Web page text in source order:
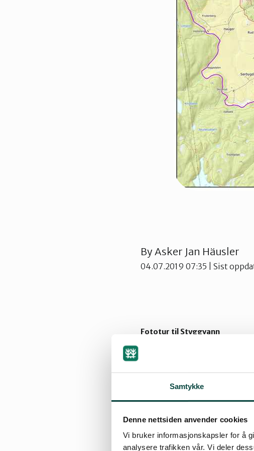
Samtykke
Denne nettsiden anvender cookies
Vi bruker informasjonskapsler for å
analysere trafikken vår. Vi deler
By Asker Jan Häusler
04.07.2019 07:35 | Sist
Fototur til Styggvann
Ikke er det registrert som et
nordøst for Losby i Østmarka.
En tidlig marsmorgen parkerer
lett og fint vær og godt med vår i
toppen av Andersen (292
kart. Likevel er det ganske greit